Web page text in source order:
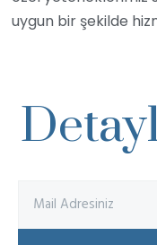
uygun bir şekilde